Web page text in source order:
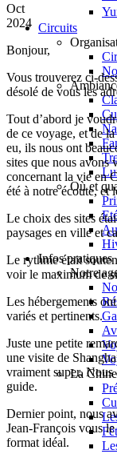
Circuits
Où et
Infos pratiques
Notre
La
Oct
2024
Bonjour,
Vous trouverez ci-
désolé de vous les
Tout d’abord je
de ce voyage, et de
eu, ils nous ont
sites que nous avons
concernant la vie en
été à notre écoute, et
Le choix des sites
paysages en ville et
Le rythme était
voir le maximum de
Les hébergements
variés et pertinents.
Juste une petite
une visite de
vraiment super.
guide.
Dernier point, nous
Jean-François vous
format idéal.